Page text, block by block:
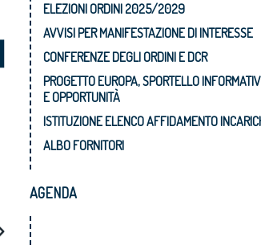
ELEZIONI ORDINI 2025/2029
AVVISI PER MANIFESTAZIONE DI INTERESSE
CONFERENZE DEGLI ORDINI E DCR
PROGETTO EUROPA, SPORTELLO
E OPPORTUNITÀ
ISTITUZIONE ELENCO AFFIDAMENTO
ALBO FORNITORI
AGENDA